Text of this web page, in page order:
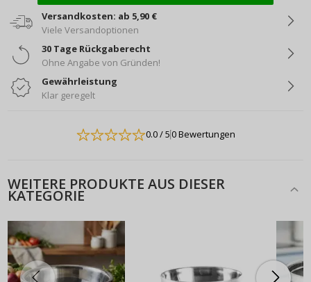
Versandkosten: ab 5,90 €
Viele Versandoptionen
30 Tage Rückgaberecht
Ohne Angabe von Gründen!
Gewährleistung
Klar geregelt
0.0/ 50 Bewertungen
WEITERE PRODUKTE AUS DIESER
KATEGORIE